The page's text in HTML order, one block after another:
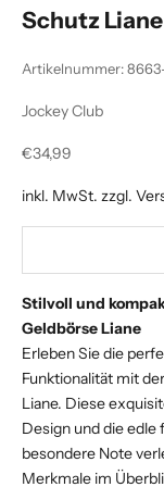
Schutz
Artikelnummer:
Jockey Club
Angebot
€34,99
inkl. MwSt. zzgl.
Stilvoll und
Geldbörse Liane
Erleben Sie die
Funktionalität mit
Liane. Diese
Design und die edle
besondere Note
Merkmale im